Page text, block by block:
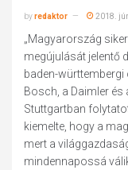
byredaktor 2018.
„Magyarország
megújulását jelentő
baden-
Bosch, a Daimler és
Stuttgartban
kiemelte, hogy a
mert a
mindennapossá